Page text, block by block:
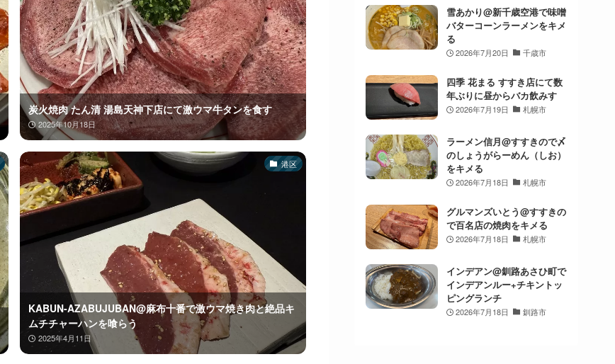
炭火焼肉 たん清 湯島天神下店にて激ウマ牛タンを食す
2025年10月18日
港区
KABUN-AZABUJUBAN@麻布十番で激ウマ焼き肉と絶品キ
ムチチャーハンを喰らう
2025年4月11日
雪あかり@新千歳空港で味噌
バターコーンラーメンをキメ
る
2026年7月20日 千歳市
四季 花まる すすき店にて数
年ぶりに昼からバカ飲みす
2026年7月19日 札幌市
ラーメン信月@すすきので〆
のしょうがらーめん（しお）
をキメる
2026年7月18日 札幌市
グルマンズいとう@すすきの
で百名店の焼肉をキメる
2026年7月18日 札幌市
インデアン@釧路あさひ町で
インデアンルー+チキントッ
ピングランチ
2026年7月18日 釧路市